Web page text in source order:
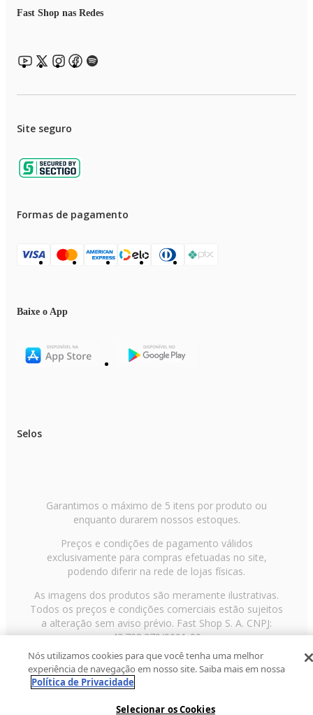
Fast Shop nas Redes
Site seguro
Formas de pagamento
Baixe o App
Selos
Garantimos o máximo de 5 itens por produto ou
enquanto durarem nossos estoques.
Preços e condições de pagamento válidos
exclusivamente para compras efetuadas no site,
podendo diferir na rede de lojas físicas.
As imagens dos produtos são meramente ilustrativas.
Todos os preços e condições comerciais estão sujeitos
a alteração sem aviso prévio. Fast Shop S. A. CNPJ:
43.708.379/0001-00
Avenida Zaki Narchi, nº 1650, sobreloja, Carandiru, São
Paulo/SP, CEP 02029-001, Telefone: 11 3003-3728 ©
2013 Fast Shop - Todos os direitos reservados
Nós utilizamos cookies para que você tenha uma melhor
experiência de navegação em nosso site. Saiba mais em nossa
Política de Privacidade
Selecionar os Cookies